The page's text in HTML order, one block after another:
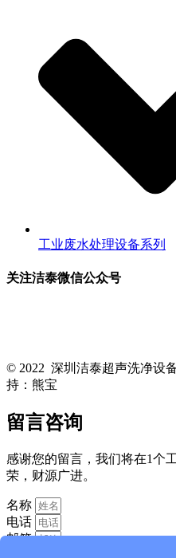
工业废水处理设备系列
关注洁泰微信公众号
© 2022 深圳洁泰超声洗净设
持：熊宝
留言咨询
感谢您的留言，我们将在1个
荣，财源广进。
名称
电话
邮箱